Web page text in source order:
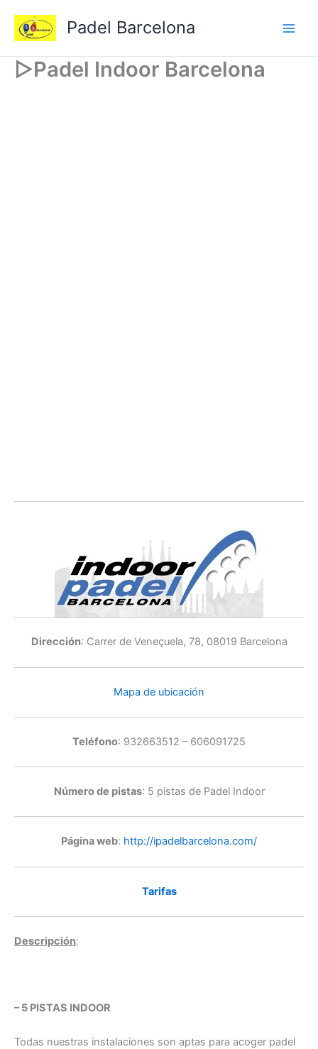
contenido
Padel Barcelona
▷Padel Indoor Barcelona
Dirección: Carrer de Veneçuela, 78, 08019 Barcelona
Mapa de ubicación
Teléfono: 932663512 – 606091725
Número de pistas: 5 pistas de Padel Indoor
Página web: http://ipadelbarcelona.com/
Tarifas
Descripción:
– 5 PISTAS INDOOR
Todas nuestras instalaciones son aptas para acoger padel